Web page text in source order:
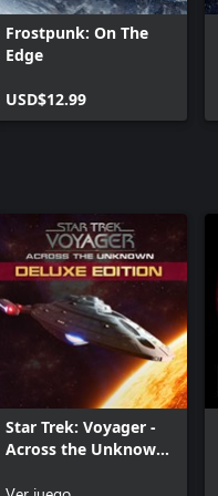
Frostpunk: On The
Edge
USD$12.99
Star Trek: Voyager -
Across the Unknown